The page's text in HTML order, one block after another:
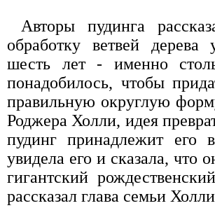
Авторы пудинга
обработку ветвей
шесть лет - именно
понадобилось, чтобы
правильную округлую
Роджера Холли, идея
пудинг принадлежит его
увидела его и сказала, что
гигантский
рассказал глава семьи